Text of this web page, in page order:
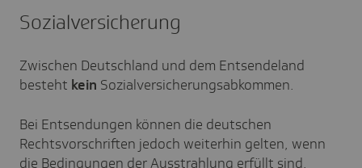
Sozialversicherung
Zwischen Deutschland und dem Entsendeland
besteht kein Sozialversicherungsabkommen.
Bei Entsendungen können die deutschen
Rechtsvorschriften jedoch weiterhin gelten, wenn
die Bedingungen derAusstrahlung erfüllt sind.